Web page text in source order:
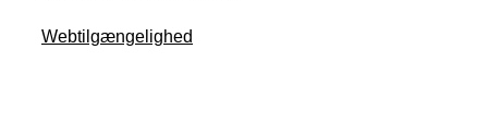
Webtilgængelighed